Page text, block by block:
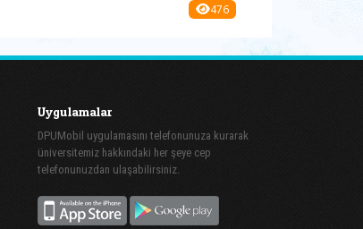
476
Uygulamalar
DPUMobil uygulamasını telefonunuza kurarak
üniversitemiz hakkındaki her şeye cep
telefonunuzdan ulaşabilirsiniz.